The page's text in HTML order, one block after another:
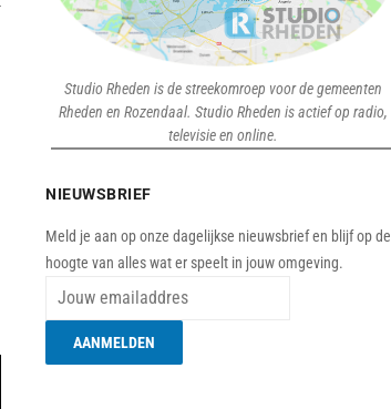
Studio Rheden is de streekomroep voor de gemeenten
Rheden en Rozendaal. Studio Rheden is actief op radio,
televisie en online.
NIEUWSBRIEF
Meld je aan op onze dagelijkse nieuwsbrief en blijf op de
hoogte van alles wat er speelt in jouw omgeving.